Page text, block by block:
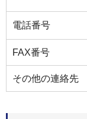
電話番号
FAX番号
その他の連絡先